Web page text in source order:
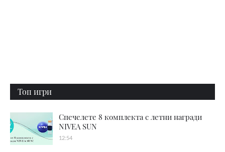
Топ игри
Спечелете 8 комплекта с летни награди
NIVEA SUN
12:54